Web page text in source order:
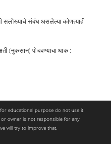
संबंध असलेल्या कोणत्याही
(नुकसान) पोचवण्याचा धाक :
educational purpose do not use it
or owner is not responsible for any
will try to improve that.